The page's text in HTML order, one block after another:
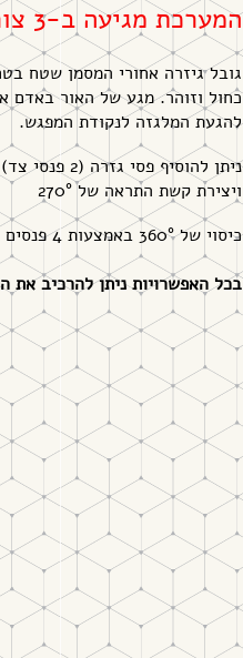
המערכת מגיעה ב-3 צורות אפשריות:
גובל גיזרה אחורי המסמן שטח
כחול וזוהר. מגע של האור באדם
להגעת המלגזה לנקודת המפגש.
ניתן
ויצירת קשת התראה של 270°
כיסוי של 360° באמצעות 4 פנסים בחלקה העליון של המלגזה.
בכל האפשרויות ניתן להרכיב